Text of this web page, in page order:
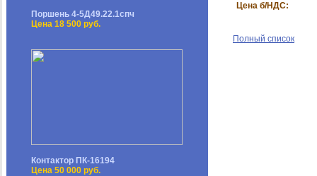
Поршень 4-5Д49.22.1спч
Цена 18 500 руб.
Контактор ПК-16194
Цена 50 000 руб.
Цена б/НДС:
Полный список